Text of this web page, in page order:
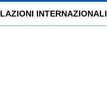
INTERNAZIONALI